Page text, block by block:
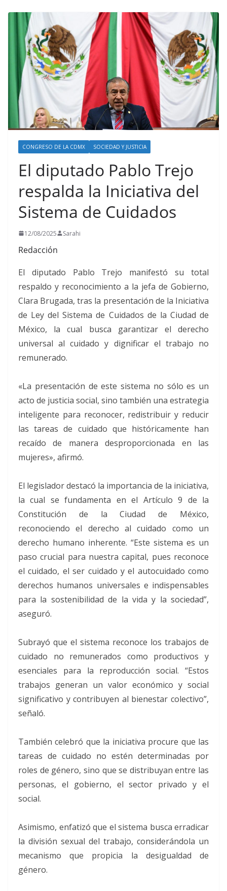
CONGRESO DE LA CDMX SOCIEDAD Y JUSTICIA
El diputado Pablo Trejo
respalda la Iniciativa del
Sistema de Cuidados
12/08/2025 Sarahi
Redacción
El diputado Pablo Trejo manifestó su total
respaldo y reconocimiento a la jefa de Gobierno,
Clara Brugada, tras la presentación de la Iniciativa
de Ley del Sistema de Cuidados de la Ciudad de
México, la cual busca garantizar el derecho
universal al cuidado y dignificar el trabajo no
remunerado.
«La presentación de este sistema no sólo es un
acto de justicia social, sino también una estrategia
inteligente para reconocer, redistribuir y reducir
las tareas de cuidado que históricamente han
recaído de manera desproporcionada en las
mujeres», afirmó.
El legislador destacó la importancia de la iniciativa,
la cual se fundamenta en el Artículo 9 de la
Constitución de la Ciudad de México,
reconociendo el derecho al cuidado como un
derecho humano inherente. “Este sistema es un
paso crucial para nuestra capital, pues reconoce
el cuidado, el ser cuidado y el autocuidado como
derechos humanos universales e indispensables
para la sostenibilidad de la vida y la sociedad”,
aseguró.
Subrayó que el sistema reconoce los trabajos de
cuidado no remunerados como productivos y
esenciales para la reproducción social. “Estos
trabajos generan un valor económico y social
significativo y contribuyen al bienestar colectivo”,
señaló.
También celebró que la iniciativa procure que las
tareas de cuidado no estén determinadas por
roles de género, sino que se distribuyan entre las
personas, el gobierno, el sector privado y el
social.
Asimismo, enfatizó que el sistema busca erradicar
la división sexual del trabajo, considerándola un
mecanismo que propicia la desigualdad de
género.